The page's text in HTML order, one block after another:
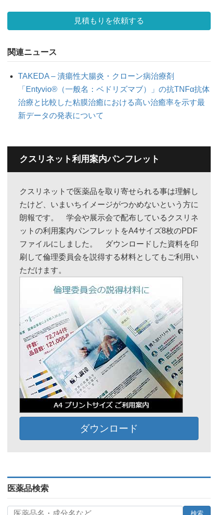
見積もりを依頼する
関連ニュース
TAKEDA – 潰瘍性大腸炎・クローン病治療剤
「Entyvio®（一般名：ベドリズマブ）」の抗TNFα抗体
治療と比較した粘膜治癒における高い治癒率を示す最
新データの発表について
クスリネット利用案内パンフレット
クスリネットで医薬品を取り寄せられる事は理解し
たけど、いまいちイメージがつかめないという方に
朗報です。 学会や展示会で配布しているクスリネ
ットの利用案内パンフレットをA4サイズ8枚のPDF
ファイルにしました。 ダウンロードした資料を印
刷して倫理委員会を説得する材料としてもご利用い
ただけます。
ダウンロード
医薬品検索